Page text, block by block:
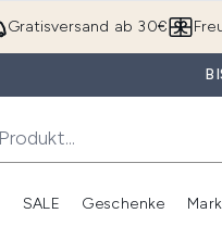
Gratisversand ab 30€
Untermenü
SALE Geschenke